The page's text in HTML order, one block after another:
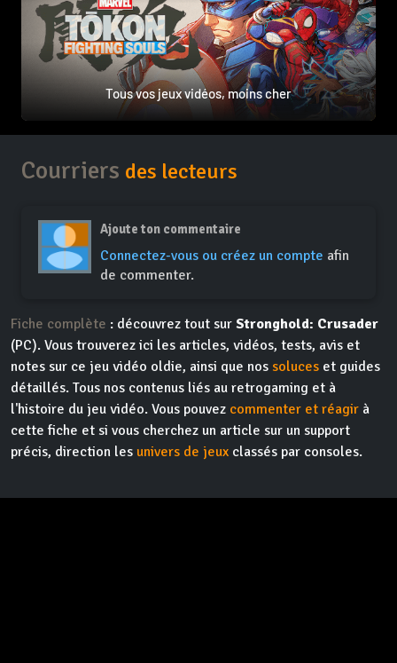
Tous vos jeux vidéos, moins cher
Courriers des lecteurs
Ajoute ton commentaire
Connectez-vous ou créez un compte afin
de commenter.
Fiche complète : découvrez tout sur Stronghold: Crusader
(PC). Vous trouverez ici les articles, vidéos, tests, avis et
notes sur ce jeu vidéo oldie, ainsi que nos soluces et guides
détaillés. Tous nos contenus liés au retrogaming et à
l'histoire du jeu vidéo. Vous pouvez commenter et réagir à
cette fiche et si vous cherchez un article sur un support
précis, direction les univers de jeux classés par consoles.